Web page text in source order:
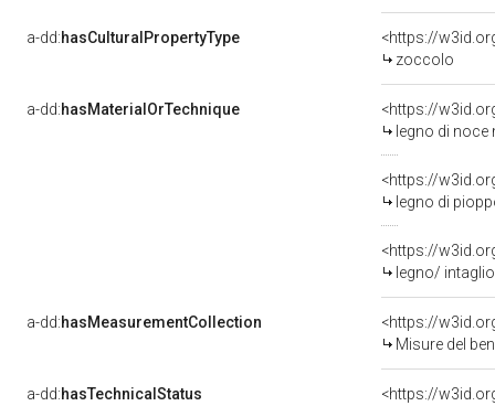
a-dd:hasCulturalPropertyType
<https://
zoccolo
a-dd:hasMaterialOrTechnique
<https://
legno di
<https://
legno di
<https://
legno/
a-dd:hasMeasurementCollection
<https://
Misure del
a-dd:hasTechnicalStatus
<https://